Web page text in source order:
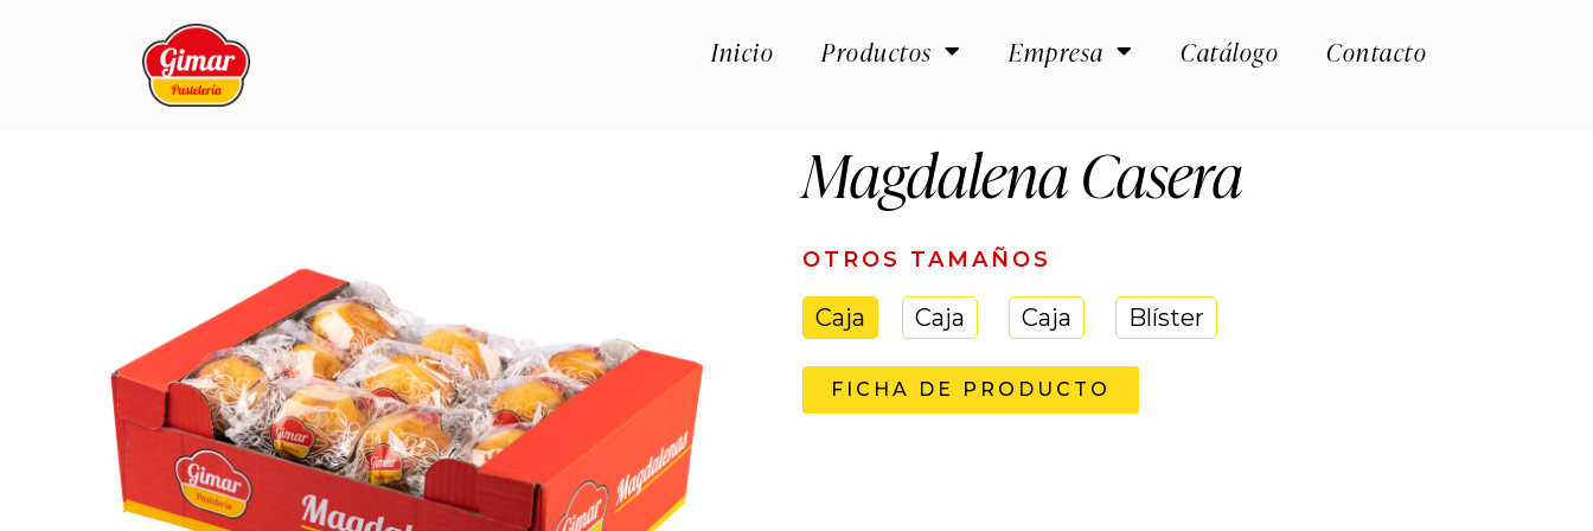
Inicio Productos Empresa Catálogo Contacto
Magdalena Casera
OTROS TAMAÑOS
Caja Caja Caja Blíster
FICHA DE PRODUCTO